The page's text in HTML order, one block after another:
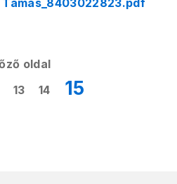
Tamás_8403022823.pdf
oldal
13 14 15